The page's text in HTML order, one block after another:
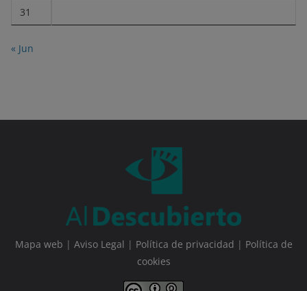
31
« Jun
Mapa web | Aviso Legal | Política de privacidad | Política de
cookies